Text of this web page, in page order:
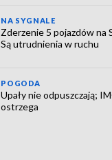
NA SYGNALE
Zderzenie 5 pojazdów na
Są utrudnienia w ruchu
POGODA
Upały nie odpuszczają;
ostrzega